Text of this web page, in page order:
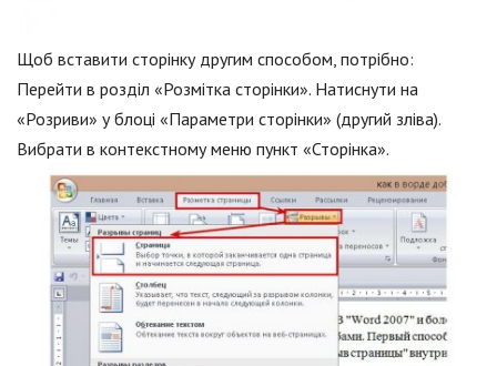
Щоб вставити сторінку другим способом, потрібно:
Перейти в розділ «Розмітка сторінки». Натиснути на
«Розриви» у блоці «Параметри сторінки» (другий зліва).
Вибрати в контекстному меню пункт «Сторінка».